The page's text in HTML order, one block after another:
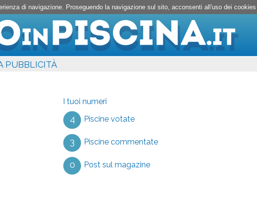
PUBBLICITÀ
I tuoi numeri
4 Piscine votate
3 Piscine commentate
0 Post sul magazine
di navigazione. Proseguendo la navigazione sul sito, acconsenti all'uso dei cookies